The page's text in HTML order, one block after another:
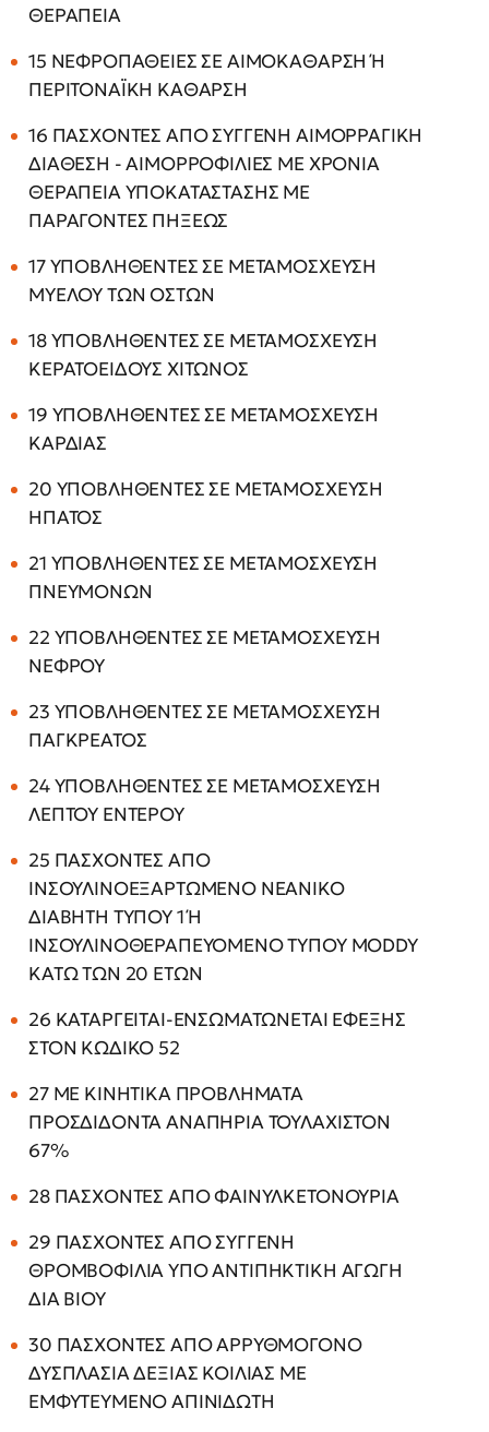
ΘΕΡΑΠΕΙΑ
15 ΝΕΦΡΟΠΑΘΕΙΕΣ ΣΕ ΑΙΜΟΚΑΘΑΡΣΗ Ή
ΠΕΡΙΤΟΝΑΪΚΗ ΚΑΘΑΡΣΗ
16 ΠΑΣΧΟΝΤΕΣ ΑΠΟ ΣΥΓΓΕΝΗ ΑΙΜΟΡΡΑΓΙΚΗ
ΔΙΑΘΕΣΗ - ΑΙΜΟΡΡΟΦΙΛΙΕΣ ΜΕ ΧΡΟΝΙΑ
ΘΕΡΑΠΕΙΑ ΥΠΟΚΑΤΑΣΤΑΣΗΣ ΜΕ
ΠΑΡΑΓΟΝΤΕΣ ΠΗΞΕΩΣ
17 ΥΠΟΒΛΗΘΕΝΤΕΣ ΣΕ ΜΕΤΑΜΟΣΧΕΥΣΗ
ΜΥΕΛΟΥ ΤΩΝ ΟΣΤΩΝ
18 ΥΠΟΒΛΗΘΕΝΤΕΣ ΣΕ ΜΕΤΑΜΟΣΧΕΥΣΗ
ΚΕΡΑΤΟΕΙΔΟΥΣ ΧΙΤΩΝΟΣ
19 ΥΠΟΒΛΗΘΕΝΤΕΣ ΣΕ ΜΕΤΑΜΟΣΧΕΥΣΗ
ΚΑΡΔΙΑΣ
20 ΥΠΟΒΛΗΘΕΝΤΕΣ ΣΕ ΜΕΤΑΜΟΣΧΕΥΣΗ
ΗΠΑΤΟΣ
21 ΥΠΟΒΛΗΘΕΝΤΕΣ ΣΕ ΜΕΤΑΜΟΣΧΕΥΣΗ
ΠΝΕΥΜΟΝΩΝ
22 ΥΠΟΒΛΗΘΕΝΤΕΣ ΣΕ ΜΕΤΑΜΟΣΧΕΥΣΗ
ΝΕΦΡΟΥ
23 ΥΠΟΒΛΗΘΕΝΤΕΣ ΣΕ ΜΕΤΑΜΟΣΧΕΥΣΗ
ΠΑΓΚΡΕΑΤΟΣ
24 ΥΠΟΒΛΗΘΕΝΤΕΣ ΣΕ ΜΕΤΑΜΟΣΧΕΥΣΗ
ΛΕΠΤΟΥ ΕΝΤΕΡΟΥ
25 ΠΑΣΧΟΝΤΕΣ ΑΠΟ
ΙΝΣΟΥΛΙΝΟΕΞΑΡΤΩΜΕΝΟ ΝΕΑΝΙΚΟ
ΔΙΑΒΗΤΗ ΤΥΠΟΥ 1 Ή
ΙΝΣΟΥΛΙΝΟΘΕΡΑΠΕΥΟΜΕΝΟ ΤΥΠΟΥ MODDY
ΚΑΤΩ ΤΩΝ 20 ΕΤΩΝ
26 ΚΑΤΑΡΓΕΙΤΑΙ-ΕΝΣΩΜΑΤΩΝΕΤΑΙ ΕΦΕΞΗΣ
ΣΤΟΝ ΚΩΔΙΚΟ 52
27 ΜΕ ΚΙΝΗΤΙΚΑ ΠΡΟΒΛΗΜΑΤΑ
ΠΡΟΣΔΙΔΟΝΤΑ ΑΝΑΠΗΡΙΑ ΤΟΥΛΑΧΙΣΤΟΝ
67%
28 ΠΑΣΧΟΝΤΕΣ ΑΠΟ ΦΑΙΝΥΛΚΕΤΟΝΟΥΡΙΑ
29 ΠΑΣΧΟΝΤΕΣ ΑΠΟ ΣΥΓΓΕΝΗ
ΘΡΟΜΒΟΦΙΛΙΑ ΥΠΟ ΑΝΤΙΠΗΚΤΙΚΗ ΑΓΩΓΗ
ΔΙΑ ΒΙΟΥ
30 ΠΑΣΧΟΝΤΕΣ ΑΠΟ ΑΡΡΥΘΜΟΓΟΝΟ
ΔΥΣΠΛΑΣΙΑ ΔΕΞΙΑΣ ΚΟΙΛΙΑΣ ΜΕ
ΕΜΦΥΤΕΥΜΕΝΟ ΑΠΙΝΙΔΩΤΗ